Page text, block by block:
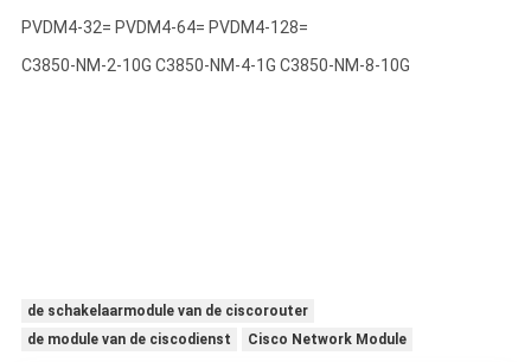
PVDM4-32= PVDM4-64= PVDM4-128=
C3850-NM-2-10G C3850-NM-4-1G C3850-NM-8-10G
de schakelaarmodule van de ciscorouter
de module van de ciscodienst
Cisco Network Module